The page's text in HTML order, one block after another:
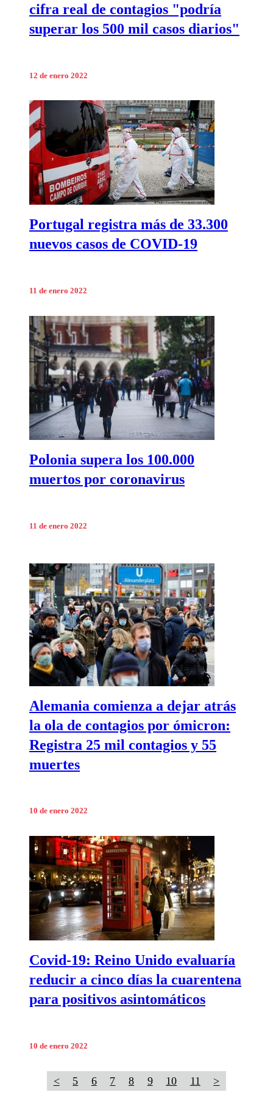
cifra real de contagios "podría
superar los 500 mil casos diarios"
12 de enero 2022
Portugal registra más de 33.300
nuevos casos de COVID-19
11 de enero 2022
Polonia supera los 100.000
muertos por coronavirus
11 de enero 2022
Alemania comienza a dejar atrás
la ola de contagios por ómicron:
Registra 25 mil contagios y 55
muertes
10 de enero 2022
Covid-19: Reino Unido evaluaría
reducir a cinco días la cuarentena
para positivos asintomáticos
10 de enero 2022
< 5 6 7 8 9 10 11 >